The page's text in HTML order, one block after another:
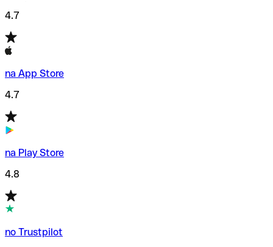
4.7
na App Store
4.7
na Play Store
4.8
no Trustpilot